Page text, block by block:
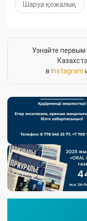
Шаруа қожалық
Узнайте
в Instagram